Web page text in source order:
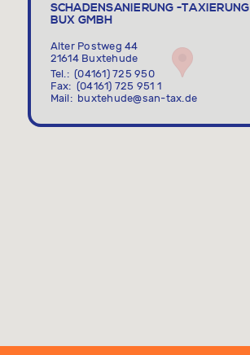
SCHADENSANIERUNG -TAXIERUNG
BUX GMBH
Alter Postweg 44
21614 Buxtehude
Tel.
(04161) 725 950
Fax
(04161) 725 951 1
Mail
buxtehude@san-tax.de